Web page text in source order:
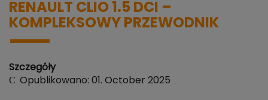
RENAULT CLIO 1.5 DCI –
KOMPLEKSOWY PRZEWODNIK
Szczegóły
Opublikowano: 01. October 2025